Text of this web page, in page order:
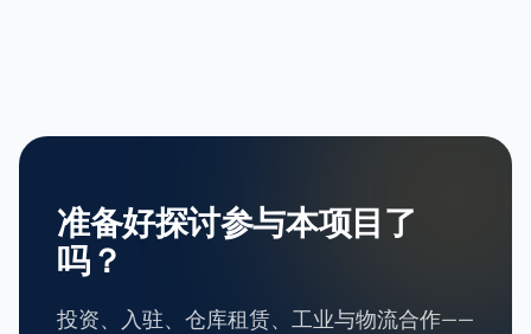
准备好探讨参与本项目了
吗？
投资、入驻、仓库租赁、工业与物流合作——